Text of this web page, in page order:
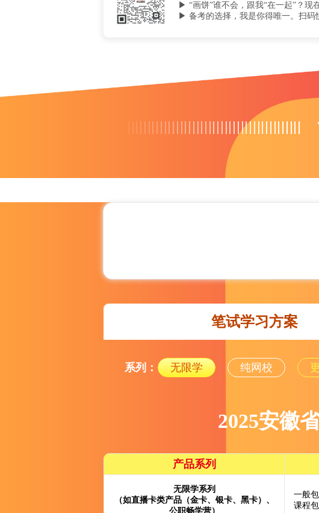
▶ “画饼”谁不会，跟我“在一起”？现
▶ 备考的选择，我是你得唯一。扫码
笔试学习方案
系列： 无限学 纯网校
2025安徽
产品系列
无限学系列
（如直播卡类产品（金卡、银卡、黑卡）、
公职畅学营）
一般
课程